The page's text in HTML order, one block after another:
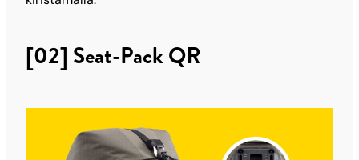
[02] Seat-Pack QR